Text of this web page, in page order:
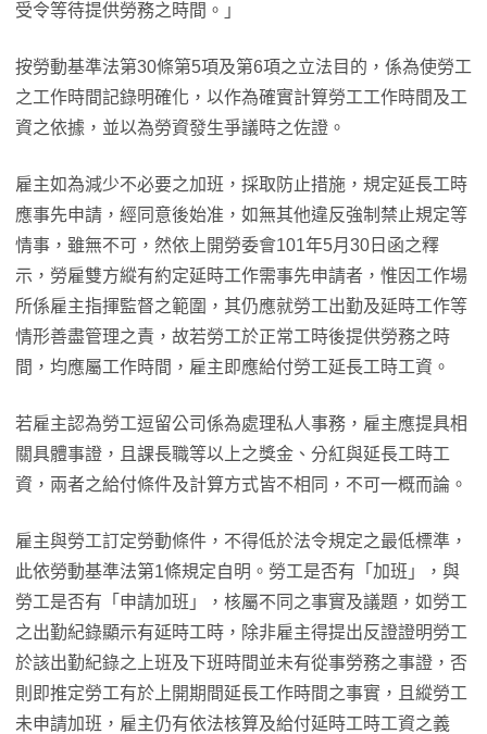
受令等待提供勞務之時間。」
按勞動基準法第30條第5項及第6項之立法目的，係為使勞工
之工作時間記錄明確化，以作為確實計算勞工工作時間及工
資之依據，並以為勞資發生爭議時之佐證。
雇主如為減少不必要之加班，採取防止措施，規定延長工時
應事先申請，經同意後始准，如無其他違反強制禁止規定等
情事，雖無不可，然依上開勞委會101年5月30日函之釋
示，勞雇雙方縱有約定延時工作需事先申請者，惟因工作場
所係雇主指揮監督之範圍，其仍應就勞工出勤及延時工作等
情形善盡管理之責，故若勞工於正常工時後提供勞務之時
間，均應屬工作時間，雇主即應給付勞工延長工時工資。
若雇主認為勞工逗留公司係為處理私人事務，雇主應提具相
關具體事證，且課長職等以上之獎金、分紅與延長工時工
資，兩者之給付條件及計算方式皆不相同，不可一概而論。
雇主與勞工訂定勞動條件，不得低於法令規定之最低標準，
此依勞動基準法第1條規定自明。勞工是否有「加班」，與
勞工是否有「申請加班」，核屬不同之事實及議題，如勞工
之出勤紀錄顯示有延時工時，除非雇主得提出反證證明勞工
於該出勤紀錄之上班及下班時間並未有從事勞務之事證，否
則即推定勞工有於上開期間延長工作時間之事實，且縱勞工
未申請加班，雇主仍有依法核算及給付延時工時工資之義